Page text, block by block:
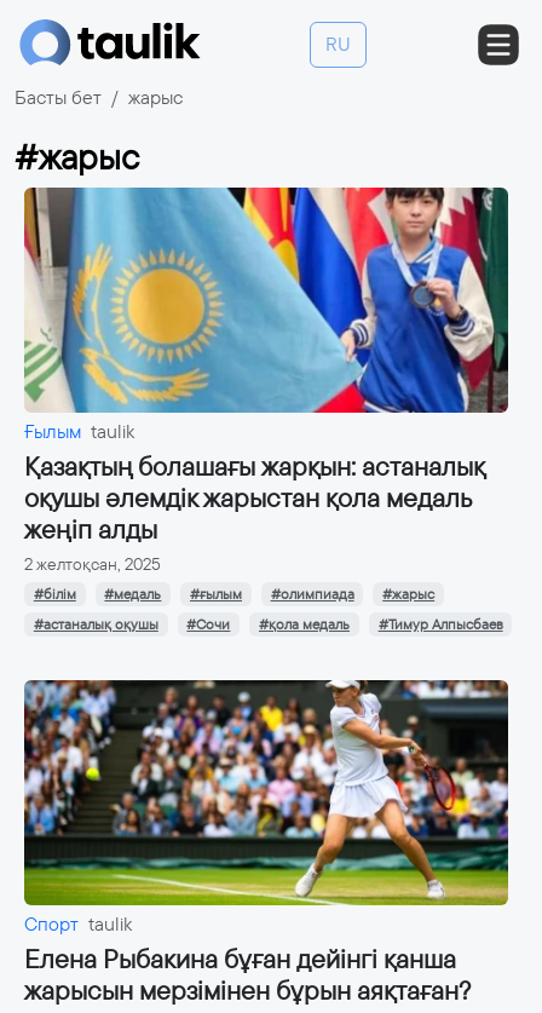
RU
Басты бет жарыс
#жарыс
Ғылым taulik
Қазақтың болашағы жарқын: астаналық
оқушы әлемдік жарыстан қола медаль
жеңіп алды
2 желтоқсан, 2025
#білім #медаль #ғылым #олимпиада
#жарыс
#астаналық оқушы
#Сочи #қола медаль #Тимур Алпысбаев
Спорт taulik
Елена Рыбакина бұған дейінгі қанша
жарысын мерзімінен бұрын аяқтаған?